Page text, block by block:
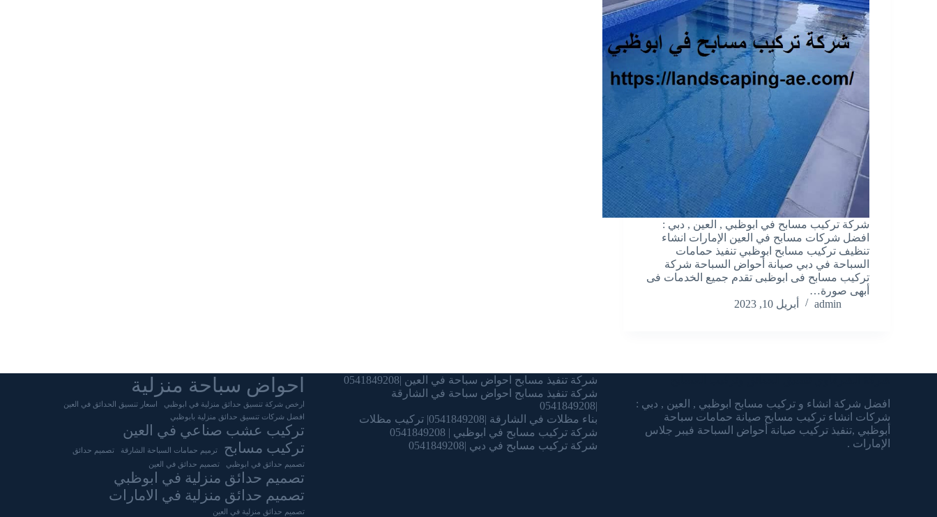
شركة تركيب مسابح في ابوظبي , العين , دبي :
افضل شركات مسابح في العين الإمارات انشاء
تنظيف تركيب مسابح ابوظبي تنفيذ حمامات
السباحة في دبي صيانة أحواض السباحة شركة
تركيب مسابح فى ابوظبى تقدم جميع الخدمات فى
أبهى صورة…
admin
أبريل 10, 2023
افضل شركة انشاء و تركيب مسابح ابوظبي , العين , دبي :
شركات انشاء تركيب مسابح صيانة حمامات سباحة
أبوظبي ,تنفيذ تركيب صيانة أحواض السباحة فيبر جلاس
الإمارات .
شركة تنفيذ مسابح احواض سباحة في العين |0541849208
شركة تنفيذ مسابح احواض سباحة في الشارقة
|0541849208
بناء مظلات في الشارقة |0541849208| تركيب مظلات
شركة تركيب مسابح في ابوظبي | 0541849208
شركة تركيب مسابح في دبي |0541849208
احواض سباحة منزلية
ارخص شركة تنسيق حدائق منزلية في ابوظبي
اسعار تنسيق الحدائق في العين
افضل شركات تنسيق حدائق منزلية بابوظبي
تركيب عشب صناعي في العين
تركيب مسابح
ترميم حمامات السباحة الشارقة
تصميم حدائق
تصميم حدائق في ابوظبي
تصميم حدائق في العين
تصميم حدائق منزلية في ابوظبي
تصميم حدائق منزلية في الامارات
تصميم حدائق منزلية في العين